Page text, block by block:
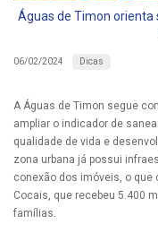
Águas de Timon orienta
06/02/2024 Dicas
A Águas de Timon segue
ampliar o indicador de
qualidade de vida e
zona urbana já possui
conexão dos imóveis, o que
Cocais, que recebeu 5.400
famílias.